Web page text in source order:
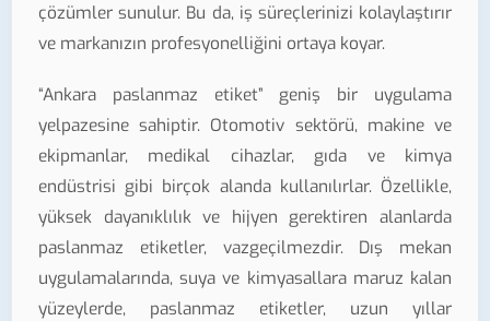
çözümler sunulur. Bu da, iş süreçlerinizi kolaylaştırır
ve markanızın profesyonelliğini ortaya koyar.
“Ankara paslanmaz etiket” geniş bir uygulama
yelpazesine sahiptir. Otomotiv sektörü, makine ve
ekipmanlar, medikal cihazlar, gıda ve kimya
endüstrisi gibi birçok alanda kullanılırlar. Özellikle,
yüksek dayanıklılık ve hijyen gerektiren alanlarda
paslanmaz etiketler, vazgeçilmezdir. Dış mekan
uygulamalarında, suya ve kimyasallara maruz kalan
yüzeylerde, paslanmaz etiketler, uzun yıllar